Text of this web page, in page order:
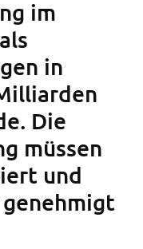
im
in
Die
müssen
und